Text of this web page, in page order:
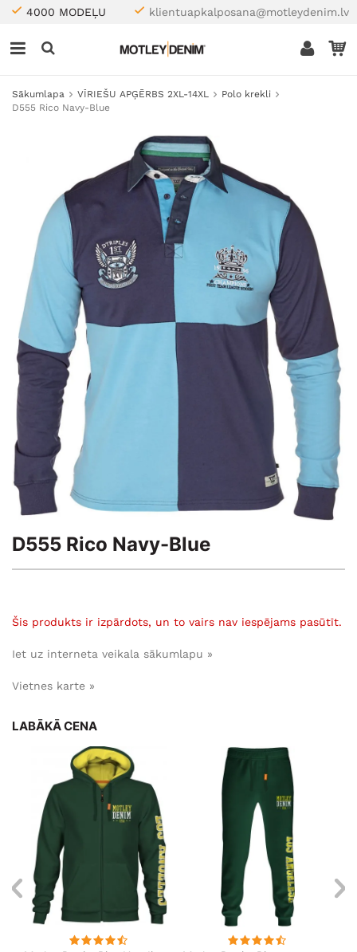
4000 MODEĻU klientuapkalposana@motleydenim.lv
Sākumlapa VĪRIEŠU APĢĒRBS 2XL-14XL
Polo krekli
D555 Rico Navy-Blue
D555 Rico Navy-Blue
Šis produkts ir izpārdots, un to vairs nav iespējams pasūtīt.
Iet uz interneta veikala sākumlapu »
Vietnes karte »
LABĀKĀ CENA